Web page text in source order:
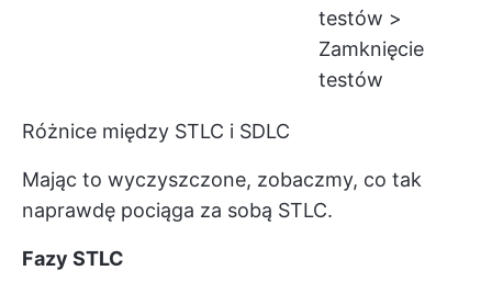
testów >
Zamknięcie
testów
Różnice między STLC i SDLC
Mając to wyczyszczone, zobaczmy, co tak
naprawdę pociąga za sobą STLC.
Fazy STLC